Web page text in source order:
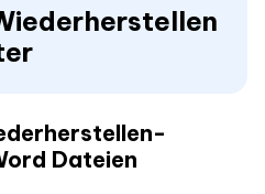
Dateien